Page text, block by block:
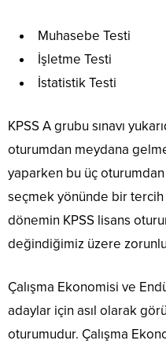
Muhasebe Testi
İşletme Testi
İstatistik Testi
KPSS A grubu sınavı
oturumdan meydana
yaparken bu üç
seçmek yönünde bir tercih
dönemin KPSS lisans
değindiğimiz üzere
Çalışma Ekonomisi ve
adaylar için asıl olarak
oturumudur. Çalışma